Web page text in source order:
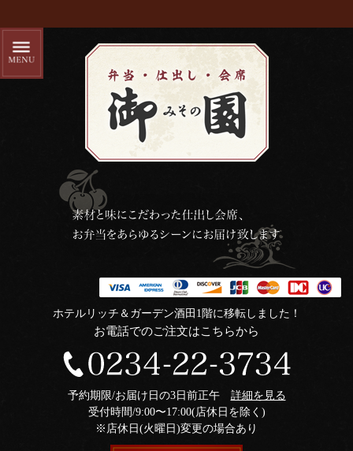
ホテルリッチ＆ガーデン酒田1階に移転しました！
お電話でのご注文はこちらから
予約期限/お届け日の3日前正午 詳細を見る
受付時間/9:00〜17:00(店休日を除く)
※店休日(火曜日)変更の場合あり